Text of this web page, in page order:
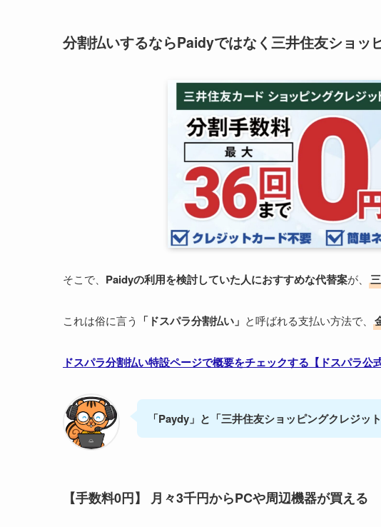
分割払いするならPaidyではなく三井住友ショッ
そこで、 Paidyの利用を検討していた人におすすめな代替案が、
これは俗に言う 「ドスパラ分割払い」 と呼ばれる支払い方法で、
ドスパラ分割払い特設ページで概要をチェックする【ドスパラ公
「Paydy」と「三井住友ショッピングクレジッ
【手数料0円】 月々3千円からPCや周辺機器が買える